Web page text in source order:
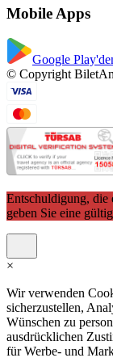
Mobile Apps
Google
© Copyright
Entschuldigung, die
geben Sie eine
×
Wir verwenden
sicherzustellen,
Wünschen zu
ausdrücklichen
für Werbe- und